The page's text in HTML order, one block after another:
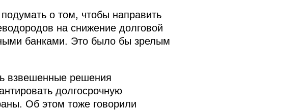
о том, чтобы направить
на снижение долговой
банками. Это было бы зрелым
взвешенные решения
долгосрочную
Об этом тоже говорили